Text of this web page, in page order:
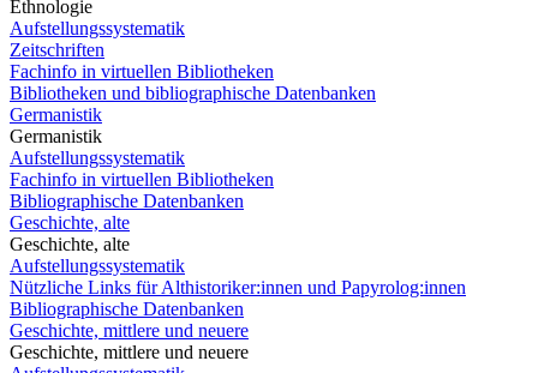
Ethnologie
Aufstellungssystematik
Zeitschriften
Fachinfo in virtuellen Bibliotheken
Bibliotheken und bibliographische Datenbanken
Germanistik
Germanistik
Aufstellungssystematik
Fachinfo in virtuellen Bibliotheken
Bibliographische Datenbanken
Geschichte, alte
Geschichte, alte
Aufstellungssystematik
Nützliche Links für Althistoriker:innen und Papyrolog:innen
Bibliographische Datenbanken
Geschichte, mittlere und neuere
Geschichte, mittlere und neuere